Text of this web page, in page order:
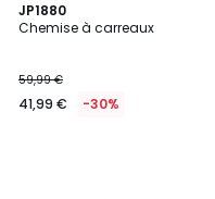
JP1880
Chemise à carreaux
59,99 €
41,99 € -30%